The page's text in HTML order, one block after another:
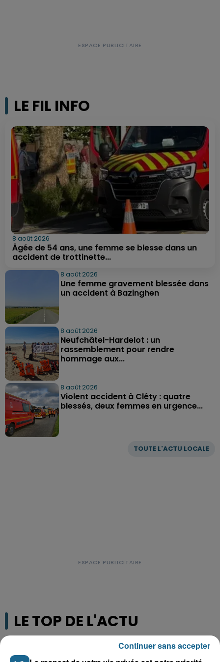
LE FIL INFO
TOUTE L'ACTU LOCALE
8 août 2026
Âgée de 54 ans, une femme se blesse dans un
accident de trottinette...
8 août 2026
Une femme gravement blessée dans
un accident à Bazinghen
8 août 2026
Neufchâtel-Hardelot : un
rassemblement pour rendre
hommage aux...
8 août 2026
Violent accident à Cléty : quatre
blessés, deux femmes en urgence...
LE TOP DE L'ACTU
Continuer sans accepter